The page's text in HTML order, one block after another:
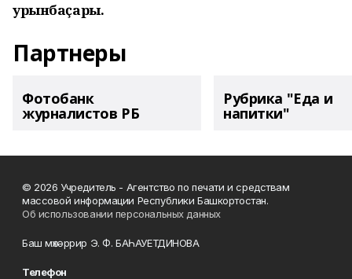
урынбаҫары.
Партнеры
Фотобанк
журналистов РБ
Рубрика "Еда и
напитки"
© 2026 Учредитель - Агентство по печати и средствам
массовой информации Республики Башкортостан.
Об использовании персональных данных
Баш мөхәррир Э. Ф. БАҺАУЕТДИНОВА
Телефон